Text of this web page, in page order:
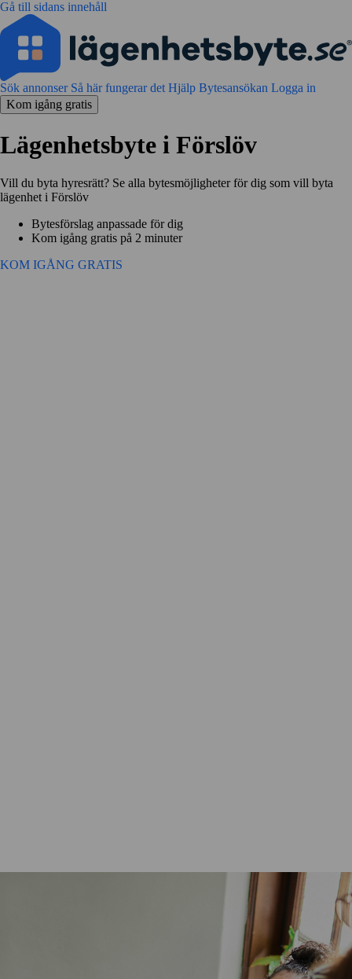
Gå till sidans innehåll
Sök annonser Så här fungerar det Hjälp Bytesansökan Logga in
Kom igång gratis
Lägenhetsbyte i Förslöv
Vill du byta hyresrätt? Se alla bytesmöjligheter för dig som vill byta
lägenhet i Förslöv
Bytesförslag anpassade för dig
Kom igång gratis på 2 minuter
KOM IGÅNG GRATIS